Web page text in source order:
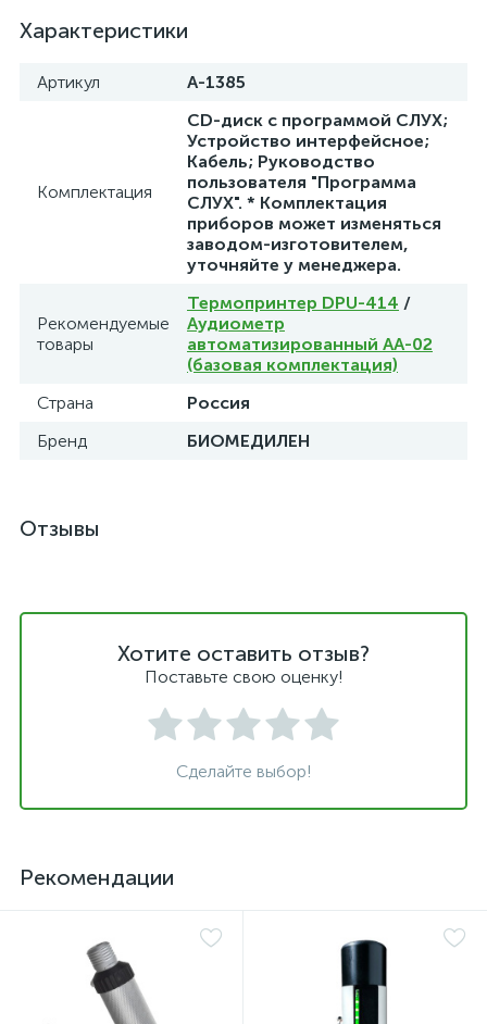
Характеристики
Артикул A-1385
Комплектация
CD-диск с программой СЛУХ;
Устройство интерфейсное;
Кабель; Руководство
пользователя "Программа
СЛУХ". * Комплектация
приборов может изменяться
заводом-изготовителем,
уточняйте у менеджера.
Рекомендуемые
товары
Термопринтер DPU-414 /
Аудиометр
автоматизированный АА-02
(базовая комплектация)
Страна
Россия
Бренд
БИОМЕДИЛЕН
Отзывы
Хотите оставить отзыв?
Поставьте свою оценку!
Сделайте выбор!
Рекомендации